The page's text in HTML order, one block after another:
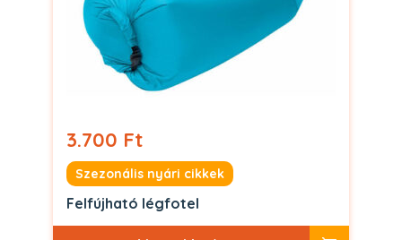
3.700 Ft
Szezonális nyári cikkek
Felfújható légfotel